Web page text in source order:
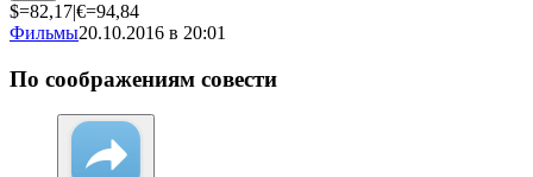
$=82,17|€=94,84
Фильмы20.10.2016 в 20:01
По соображениям совести